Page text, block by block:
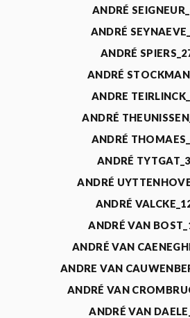
ANDRÉ
ANDRÉ
ANDRÉ
ANDRÉ
ANDRE
ANDRÉ
ANDRÉ
ANDRÉ
ANDRÉ
ANDRÉ
ANDRÉ VAN
ANDRÉ VAN
ANDRE VAN
ANDRÉ VAN
ANDRÉ VAN